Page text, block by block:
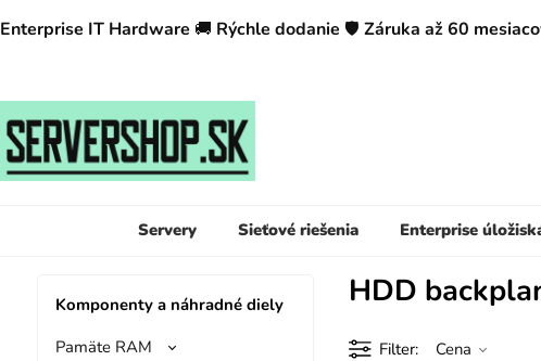
Enterprise IT Hardware 🚚 Rýchle dodanie 🛡️ Záruka až 60
Servery Sieťové riešenia Enterprise
Komponenty a náhradné diely
Pamäte RAM
HDD
Filter Cena